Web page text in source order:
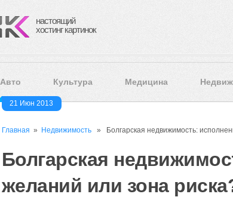
настоящий
хостинг картинок
Авто Культура Медицина
21 Июн 2013
Главная » Недвижимость» Болгарская недвижимость:
Болгарская
желаний или зона